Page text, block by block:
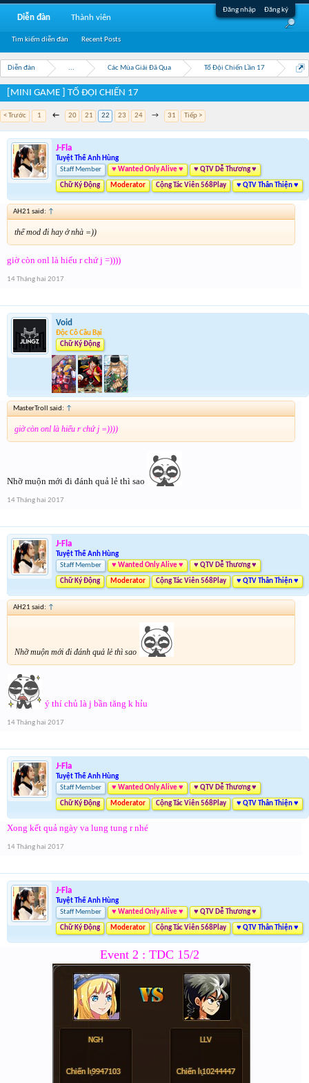
Đăng nhập Đăng ký
Diễn đàn ... Các Mùa Giải Đã Qua Tổ Đội Chiến Lần 17
[MINI GAME ] TỔ ĐỘI CHIẾN 17
< Trước 1 ← 20 21 22 23 24 → 31 Tiếp >
J-Fla
Tuyệt Thế Anh Hùng
Staff Member
♥ Wanted Only Alive ♥ ♥ QTV Dễ Thương ♥
Chữ Ký Động Moderator Cộng Tác Viên 568Play ♥ QTV Thân Thiện ♥
AH21 said: ↑
thế mod đi hay ở nhà =))
giờ còn onl là hiểu r chứ j =))))
14 Tháng hai 2017
Void
Độc Cô Cầu Bại
Chữ Ký Động
MasterTroll said: ↑
giờ còn onl là hiểu r chứ j =))))
Nhỡ muộn mới đi đánh quả lẻ thì sao
14 Tháng hai 2017
J-Fla
Tuyệt Thế Anh Hùng
Staff Member
♥ Wanted Only Alive ♥ ♥ QTV Dễ Thương ♥
Chữ Ký Động Moderator Cộng Tác Viên 568Play ♥ QTV Thân Thiện ♥
AH21 said: ↑
Nhỡ muộn mới đi đánh quả lẻ thì sao
ý thí chủ là j bần tăng k hỉu
14 Tháng hai 2017
J-Fla
Tuyệt Thế Anh Hùng
Staff Member
♥ Wanted Only Alive ♥ ♥ QTV Dễ Thương ♥
Chữ Ký Động Moderator Cộng Tác Viên 568Play ♥ QTV Thân Thiện ♥
Xong kết quả ngày va lung tung r nhé
14 Tháng hai 2017
J-Fla
Tuyệt Thế Anh Hùng
Staff Member
♥ Wanted Only Alive ♥ ♥ QTV Dễ Thương ♥
Chữ Ký Động Moderator Cộng Tác Viên 568Play ♥ QTV Thân Thiện ♥
Event 2 : TDC 15/2
Diễn đàn
Tìm kiếm diễn đàn Recent Posts
Thành viên